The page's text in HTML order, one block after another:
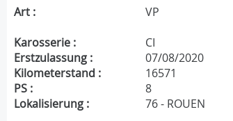
Art : VP
Karosserie : CI
Erstzulassung :
07/08/2020
Kilometerstand :
16571
PS :
8
Lokalisierung :
76 - ROUEN